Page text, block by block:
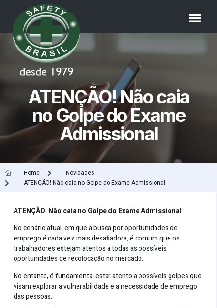
ATENÇÃO! Não caia
no Golpe do Exame
Admissional
Home
Novidades
ATENÇÃO! Não caia no Golpe do Exame Admissional
ATENÇÃO! Não caia no Golpe do Exame Admissional
No cenário atual, em que a busca por oportunidades de
emprego é cada vez mais desafiadora, é comum que os
trabalhadores estejam atentos a todas as possíveis
oportunidades de recolocação no mercado.
No entanto, é fundamental estar atento a possíveis golpes que
visam explorar a vulnerabilidade e a necessidade de emprego
das pessoas.